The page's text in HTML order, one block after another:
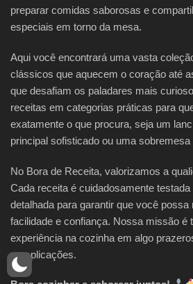
preparar comidas saborosas e
especiais em torno da mesa.
Aqui você encontrará uma vasta
clássicos que aquecem o coração até
que desafiam os paladares mais
receitas em categorias práticas para
exatamente o que procura, seja um
principal sofisticado ou uma
No Bora de Receita, valorizamos a
Cada receita é cuidadosamente
detalhada para garantir que você
facilidade e confiança. Nossa missão é
experiência na cozinha em algo
complicações.